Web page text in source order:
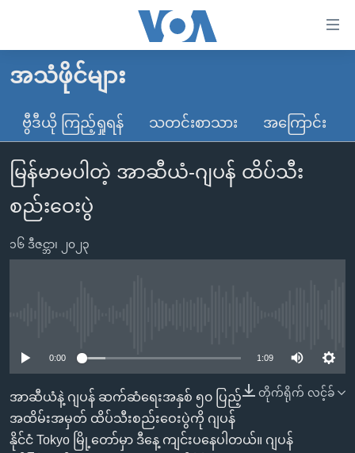
လွယ်ကူ
သည့်
Link
များ
ပင်မ
သို့
စာမျက်နှာ
သို့
ကျော်
မူလစာမျက်နှာ
မြန်မာ
ကမ္ဘာ့သတင်းများ
နိုင်ငံတကာ
အမေရိကန်
အစ္စရေး-ပါလက်စတိုင်း
ဗွီဒီယို
သတင်းလွတ်လပ်ခွင့်
ရပ်ဝန်းတခု လမ်းတခု အလွန်
အင်္ဂလိပ်စာလေ့လာမယ်
ဗွီအိုအေ လူမှုကွန်ယက်များ
အသံဖိုင်များ
ဗွီဒီယို ကြည့်ရှုရန် သတင်းစာသား အကြောင်း
မြန်မာမပါတဲ့ အာဆီယံ-ဂျပန် ထိပ်သီး
စည်းဝေးပွဲ
၁၆ ဒီဇင္ဘာ၊ ၂၀၂၃
0:00 1:09
တိုက်ရိုက် လင့်ခ်
အာဆီယံနဲ့ ဂျပန် ဆက်ဆံရေးအနှစ် ၅၀ ပြည့်
အထိမ်းအမှတ် ထိပ်သီးစည်းဝေးပွဲကို ဂျပန်
နိုင်ငံ Tokyo မြို့တော်မှာ ဒီနေ့ ကျင်းပနေပါတယ်။ ဂျပန်